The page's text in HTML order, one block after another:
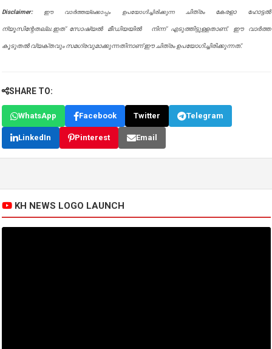
Disclaimer: ഈ വാർത്തയ്ക്കൊപ്പം ഉപയോഗിച്ചിരിക്കുന്ന ചിത്രം കേരളാ ഹോട്ടൽ
ന്യൂസിന്റേതല്ല.ഇത് സോഷ്യൽ മീഡിയയിൽ നിന്ന് എടുത്തിട്ടുള്ളതാണ്. ഈ വാർത്ത
കൂടുതൽ വ്യക്തവും സമഗ്രവുമാക്കുന്നതിനാണ് ഈ ചിത്രം ഉപയോഗിച്ചിരിക്കുന്നത്.
SHARE TO:
WhatsApp Facebook Twitter Telegram
LinkedIn Pinterest Email
KH NEWS LOGO LAUNCH